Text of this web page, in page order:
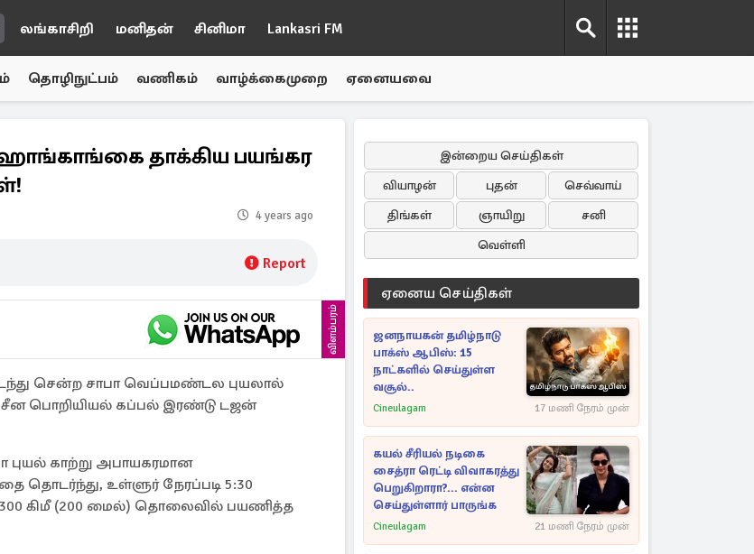
லங்காசிறி மனிதன் சினிமா Lankasri FM
தொழிநுட்பம் வணிகம் வாழ்க்கைமுறை ஏனையவை
ஹாங்காங்கை தாக்கிய பயங்கர
4 years ago
Report
விளம்பரம்
சென்ற சாபா வெப்பமண்டல புயலால்
சீன பொறியியல் கப்பல் இரண்டு டஜன்
புயல் காற்று அபாயகரமான
தொடர்ந்து, உள்ளுர் நேரப்படி 5:30
கிமீ (200 மைல்) தொலைவில் பயணித்த
இன்றைய செய்திகள்
வியாழன்
புதன்
செவ்வாய்
திங்கள்
ஞாயிறு
சனி
வெள்ளி
ஏனைய செய்திகள்
ஜனநாயகன் தமிழ்நாடு
பாக்ஸ் ஆபிஸ்: 15
நாட்களில் செய்துள்ள
வசூல்..
Cineulagam 17 மணி நேரம் முன்
கயல் சீரியல் நடிகை
சைத்ரா ரெட்டி விவாகரத்து
பெறுகிறாரா?... என்ன
செய்துள்ளார் பாருங்க
Cineulagam 21 மணி நேரம் முன்